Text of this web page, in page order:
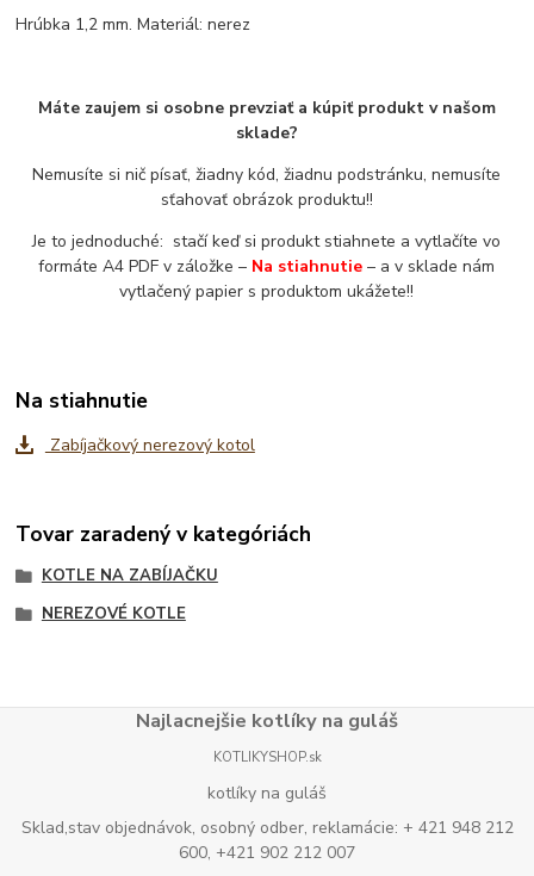
Hrúbka 1,2 mm. Materiál: nerez
Máte zaujem si osobne prevziať a kúpiť produkt v našom
sklade?
Nemusíte si nič písať, žiadny kód, žiadnu podstránku, nemusíte
sťahovať obrázok produktu!!
Je to jednoduché: stačí keď si produkt stiahnete a vytlačíte vo
formáte A4 PDF v záložke – Na stiahnutie – a v sklade nám
vytlačený papier s produktom ukážete!!
Na stiahnutie
Zabíjačkový nerezový kotol
Tovar zaradený v kategóriách
KOTLE NA ZABÍJAČKU
NEREZOVÉ KOTLE
Najlacnejšie kotlíky na guláš
KOTLIKYSHOP.sk
kotlíky na guláš
Sklad,stav objednávok, osobný odber, reklamácie: + 421 948 212
600, +421 902 212 007